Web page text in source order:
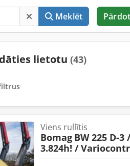
Meklēt Pārdot
lietotu (43)
Viens rullītis
Bomag BW 225 D-
3.824h! /